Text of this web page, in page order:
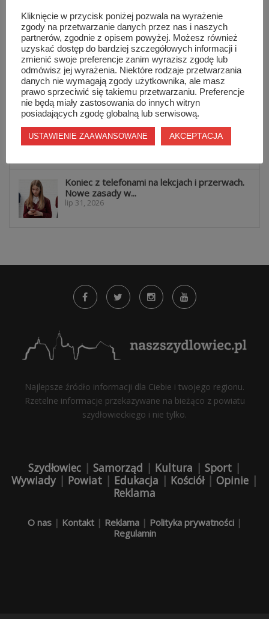
Informacje z Mazowsza 161
sie 4, 2026
82 lata od wybuchu Powstania
Warszawskiego. Ich mogiły znajdują się...
lip 31, 2026
Lokalna reklama, która działa. Dlaczego
warto być widocznym przez cały...
lip 31, 2026
Koniec z telefonami na lekcjach i przerwach.
Nowe zasady w...
lip 31, 2026
Najlepsze źródło informacji dla Ciebie i twojego regionu.
Rzetelne informacje przekazywane na bieżąco z powiatu
szydłowieckiego i nie tylko.
Szydłowiec | Samorząd | Kultura | Sport |
Wywiady| Powiat | Edukacja | Kościół| Opinie |
Reklama
O nas| Kontakt| Reklama| Polityka prywatności|
Regulamin
Kliknięcie w przycisk poniżej pozwala na wyrażenie
zgody na przetwarzanie danych przez nas i naszych
partnerów, zgodnie z opisem powyżej. Możesz również
uzyskać dostęp do bardziej szczegółowych informacji i
zmienić swoje preferencje zanim wyrazisz zgodę lub
odmówisz jej wyrażenia. Niektóre rodzaje przetwarzania
danych nie wymagają zgody użytkownika, ale masz
prawo sprzeciwić się takiemu przetwarzaniu. Preferencje
nie będą miały zastosowania do innych witryn
posiadających zgodę globalną lub serwisową.
USTAWIENIE ZAAWANSOWANE AKCEPTACJA